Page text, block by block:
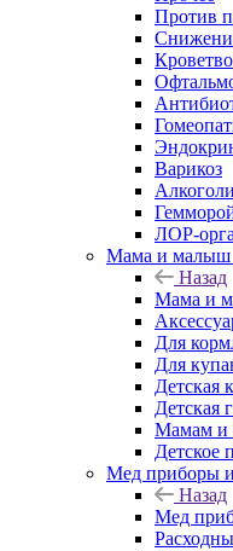
Против
Варикоз
ЛОР-
Мама и малыш
Назад
Мама и
Для
Для
Детская
Детская
Мамам и
Детское
Мед приборы
Назад
Мед